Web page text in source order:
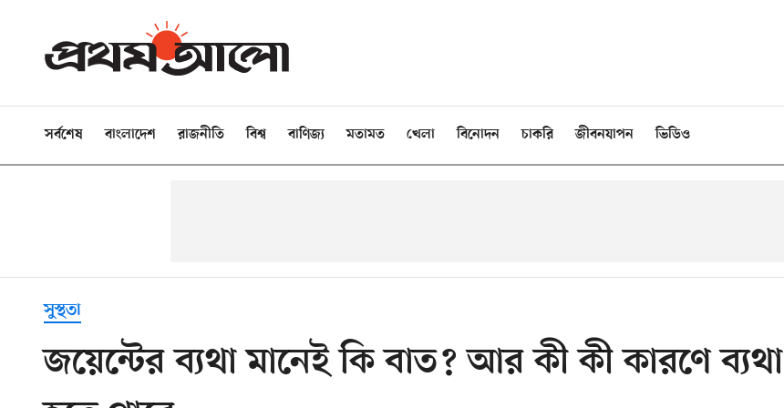
সর্বশেষ বাংলাদেশ রাজনীতি বিশ্ব বাণিজ্য মতামত খেলা বিনোদন চাকরি জীবনযাপন ভিডিও
সুস্থতা
জয়েন্টের ব্যথা মানেই কি বাত? আর কী কী কারণে ব‍্যথা